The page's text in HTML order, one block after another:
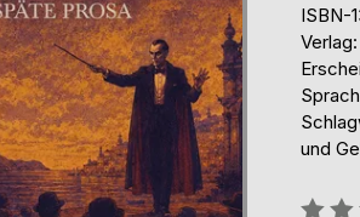
ISBN-
und